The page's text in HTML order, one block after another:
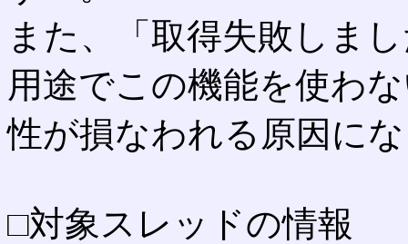
また、「取得失敗しま
用途でこの機能を使わ
性が損なわれる原因に
□対象スレッドの情報